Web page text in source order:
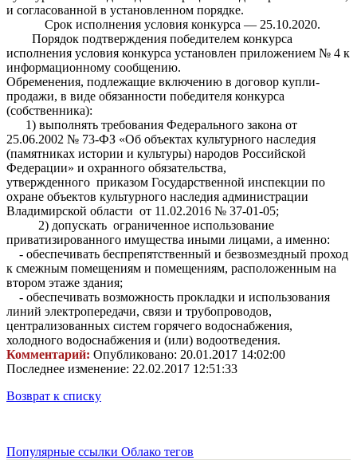
и согласованной в установленном порядке.
Срок исполнения условия конкурса — 25.10.2020.
Порядок подтверждения победителем конкурса
исполнения условия конкурса установлен приложением № 4 к
информационному сообщению.
Обременения, подлежащие включению в договор купли-
продажи, в виде обязанности победителя конкурса
(собственника):
1) выполнять требования Федерального закона от
25.06.2002 № 73-ФЗ «Об объектах культурного наследия
(памятниках истории и культуры) народов Российской
Федерации» и охранного обязательства,
утвержденного приказом Государственной инспекции по
охране объектов культурного наследия администрации
Владимирской области от 11.02.2016 № 37-01-05;
2) допускать ограниченное использование
приватизированного имущества иными лицами, а именно:
- обеспечивать беспрепятственный и безвозмездный проход
к смежным помещениям и помещениям, расположенным на
втором этаже здания;
- обеспечивать возможность прокладки и использования
линий электропередачи, связи и трубопроводов,
централизованных систем горячего водоснабжения,
холодного водоснабжения и (или) водоотведения.
Комментарий: Опубликовано: 20.01.2017 14:02:00
Последнее изменение: 22.02.2017 12:51:33
Возврат к списку
Популярные ссылки Облако тегов